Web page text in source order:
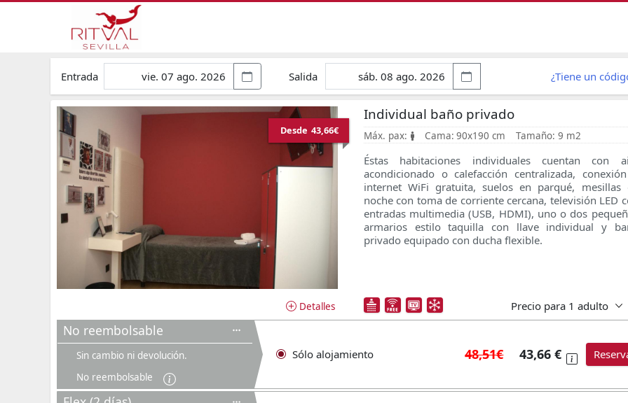
Entrada Salida ¿Tiene un
Desde 43,66€
Detalles
Individual baño privado
Máx. pax: Cama: 90x190 cm Tamaño: 9 m2
Éstas habitaciones individuales cuentan con
acondicionado o calefacción centralizada,
internet WiFi gratuita, suelos en parqué, mesillas
noche con toma de corriente cercana, televisión LED
entradas multimedia (USB, HDMI), uno o dos
armarios estilo taquilla con llave individual y
privado equipado con ducha flexible.
Precio para1 adulto
No reembolsable
Sin cambio ni devolución.
No reembolsable
Sólo alojamiento 48,51€ 43,66 €